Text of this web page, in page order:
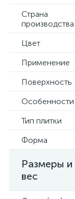
Страна
производства
Цвет
Применение
Поверхность
Особенности
Тип плитки
Форма
Размеры и
вес